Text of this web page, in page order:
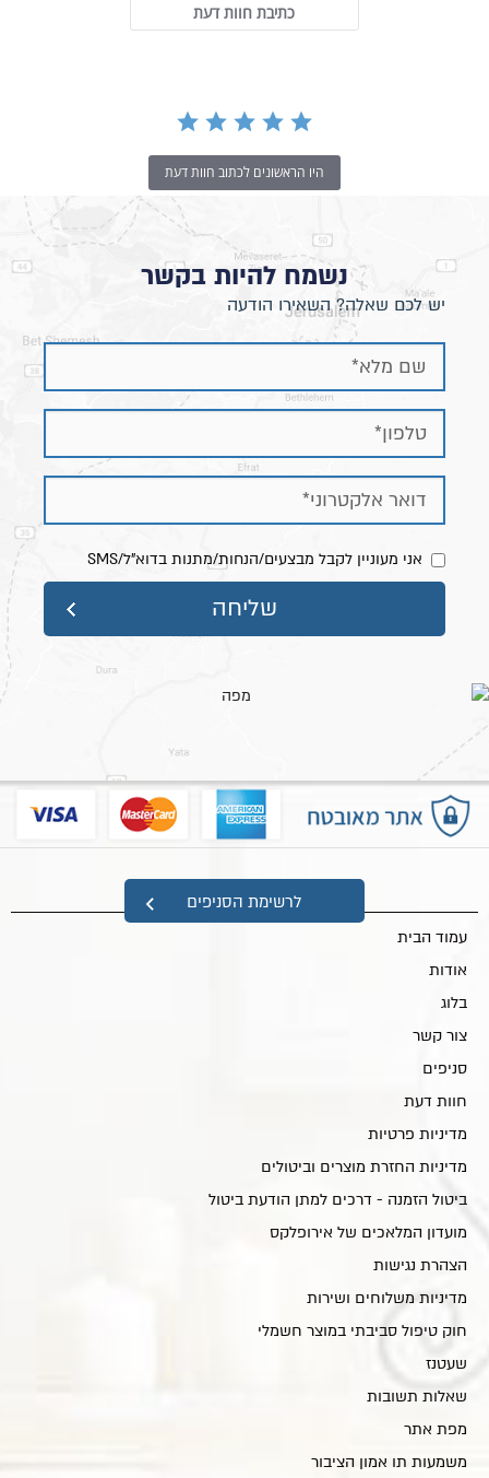
כתיבת חוות דעת
היו הראשונים לכתוב חוות דעת
נשמח להיות בקשר
יש לכם שאלה? השאירו הודעה
אני מעוניין לקבל מבצעים/הנחות/מתנות בדוא"ל/SMS
לרשימת הסניפים
מפת אתר
עמוד הבית
אודות
בלוג
צור קשר
סניפים
חוות דעת
מדיניות פרטיות
מדיניות החזרת מוצרים וביטולים
ביטול הזמנה - דרכים למתן הודעת ביטול
מועדון המלאכים של אירופלקס
הצהרת נגישות
מדיניות משלוחים ושירות
חוק טיפול סביבתי במוצר חשמלי
שעטנז
שאלות תשובות
מפת אתר
משמעות תו אמון הציבור